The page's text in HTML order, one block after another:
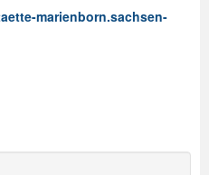
marienborn.sachsen-